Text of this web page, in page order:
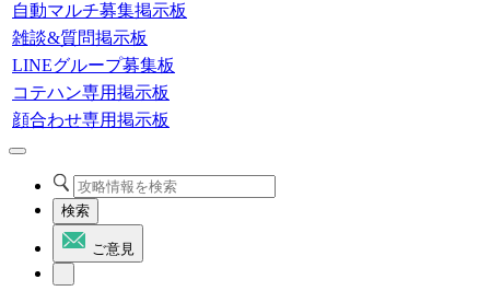
自動マルチ募集掲示板
雑談&質問掲示板
LINEグループ募集板
コテハン専用掲示板
顔合わせ専用掲示板
検索
ご意見